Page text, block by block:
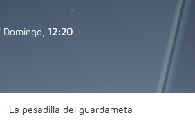
Domingo, 12:20
La pesadilla del guardameta